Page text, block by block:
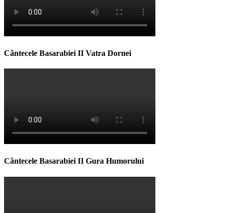
Cântecele Basarabiei II Vatra Dornei
Cântecele Basarabiei II Gura Humorului